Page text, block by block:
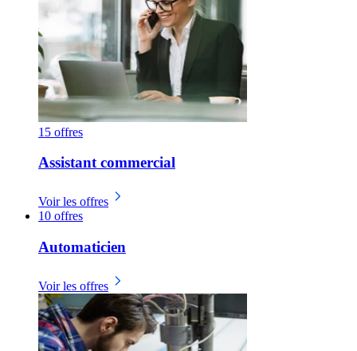
15 offres
Assistant commercial
Voir les offres
10 offres
Automaticien
Voir les offres